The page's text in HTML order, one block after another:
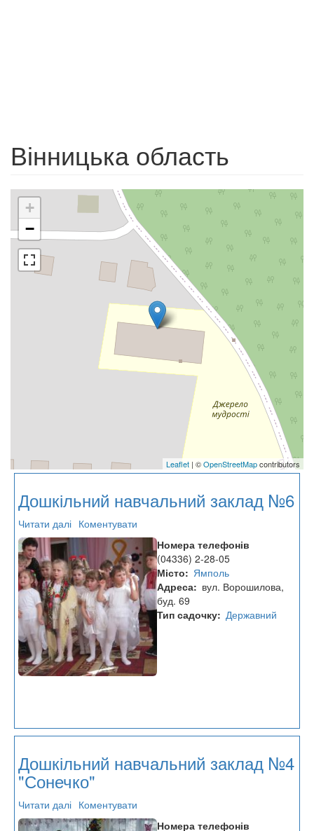
Вінницька область
+
−
Leaflet | ©OpenStreetMapcontributors
Дошкільний навчальний заклад №6
Читати далі про
Дошкільний
навчальний
заклад
№6
Коментувати
Номера телефонів
(04336) 2-28-05
Місто
Ямполь
Адреса
вул. Ворошилова,
буд. 69
Тип садочку Державний
Дошкільний навчальний заклад №4
"Сонечко"
Читати далі про
Дошкільний
Коментувати
Номера телефонів